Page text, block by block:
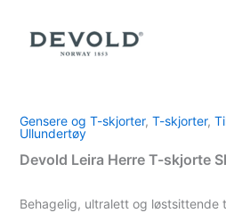
Gensere og T-skjorter,T-skjorter,
Ullundertøy
Devold Leira Herre T-skjorte
Behagelig, ultralett og